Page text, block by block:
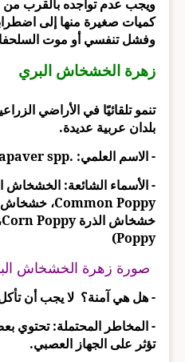
ويجب عدم تواجده بالقرب من
كميات صغيرة منها إلى
وفشل تنفسي أو موت السلحفاة
زهرة الخشخاش البري
تنمو تلقائيًا في الأراضي
بلدان عربية عديدة.
- الاسم العلمي: .Papaver spp
Poppy)
صورة زهرة الخشخاش
- هل هي آمنة؟ لا يجب أن
- المخاطر المحتملة: تحتوي
تؤثر على الجهاز العصبي.